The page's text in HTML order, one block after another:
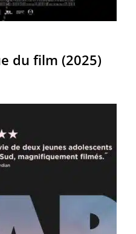
du film (2025)